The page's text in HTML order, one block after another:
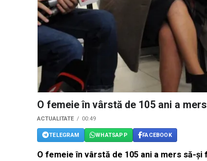
O femeie în vârstă de 105 ani a
ACTUALITATE 00:49
TELEGRAM WHATSAPP FACEBOOK
O femeie în vârstă de 105 ani a mers să-